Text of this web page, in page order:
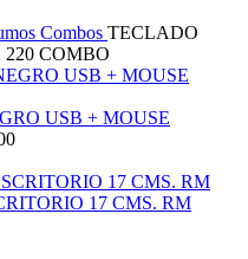
Combos TECLADO
COMBO
USB + MOUSE
17 CMS. RM